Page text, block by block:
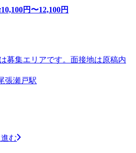
10,100円〜12,100円
募集エリアです。面接地は原稿内
張瀬戸駅
む